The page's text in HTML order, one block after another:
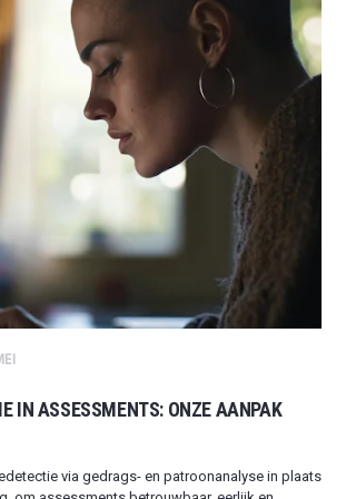
IN ASSESSMENTS: ONZE AANPAK
via gedrags- en patroonanalyse in plaats